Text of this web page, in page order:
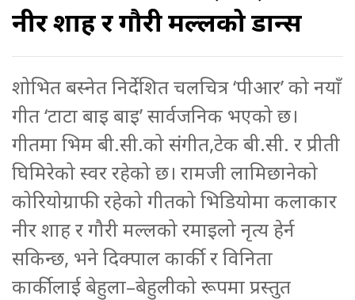
नीर शाह र गौरी मल्लको डान्स
शोभित बस्नेत निर्देशित चलचित्र ‘पीआर’ को नयाँ
गीत ‘टाटा बाइ बाइ’ सार्वजनिक भएको छ।
गीतमा भिम बी.सी.को संगीत,टेक बी.सी. र प्रीती
घिमिरेको स्वर रहेको छ। रामजी लामिछानेको
कोरियोग्राफी रहेको गीतको भिडियोमा कलाकार
नीर शाह र गौरी मल्लको रमाइलो नृत्य हेर्न
सकिन्छ, भने दिक्पाल कार्की र विनिता
कार्कीलाई बेहुला–बेहुलीको रूपमा प्रस्तुत